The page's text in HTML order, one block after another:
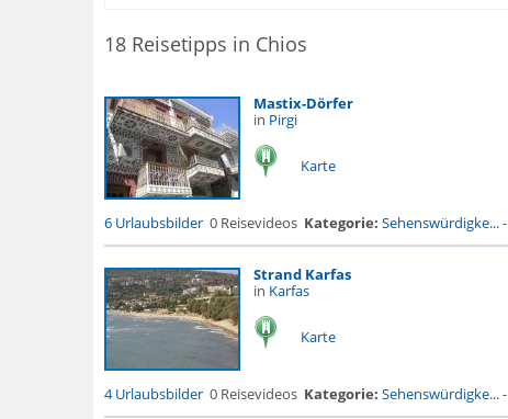
18 Reisetipps in Chios
Mastix-Dörfer
in Pirgi
Karte
6 Urlaubsbilder 0 Reisevideos Kategorie: Sehenswürdigke...-
Strand Karfas
in Karfas
Karte
4 Urlaubsbilder 0 Reisevideos Kategorie: Sehenswürdigke...-